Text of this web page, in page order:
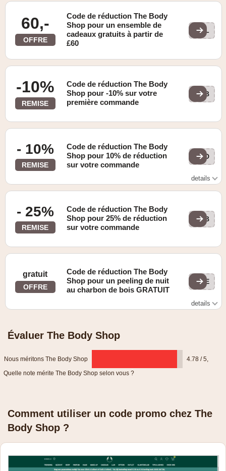
60,-
OFFRE
Code de réduction The Body
Shop pour un ensemble de
cadeaux gratuits à partir de
£60
WEL
-10%
REMISE
Code de réduction The Body
Shop pour -10% sur votre
première commande
LYB
- 10%
REMISE
Code de réduction The Body
Shop pour 10% de réduction
sur votre commande
CAD
details
- 25%
REMISE
Code de réduction The Body
Shop pour 25% de réduction
sur votre commande
LYB
gratuit
OFFRE
Code de réduction The Body
Shop pour un peeling de nuit
au charbon de bois GRATUIT
PEE
details
Évaluer The Body Shop
Nous méritons The Body Shop 4.78 / 5
Quelle note mérite The Body Shop selon vous ?
Comment utiliser un code promo chez The
Body Shop ?